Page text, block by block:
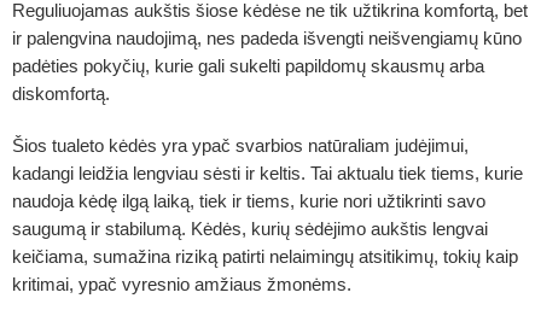
Reguliuojamas aukštis šiose kėdėse ne tik užtikrina komfortą, bet
ir palengvina naudojimą, nes padeda išvengti neišvengiamų kūno
padėties pokyčių, kurie gali sukelti papildomų skausmų arba
diskomfortą.
Šios tualeto kėdės yra ypač svarbios natūraliam judėjimui,
kadangi leidžia lengviau sėsti ir keltis. Tai aktualu tiek tiems, kurie
naudoja kėdę ilgą laiką, tiek ir tiems, kurie nori užtikrinti savo
saugumą ir stabilumą. Kėdės, kurių sėdėjimo aukštis lengvai
keičiama, sumažina riziką patirti nelaimingų atsitikimų, tokių kaip
kritimai, ypač vyresnio amžiaus žmonėms.